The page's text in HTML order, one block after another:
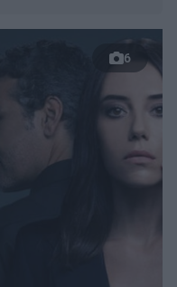
6